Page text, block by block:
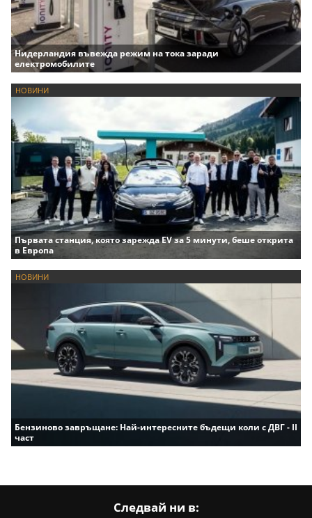
Нидерландия въвежда режим на тока заради
електромобилите
НОВИНИ
Първата станция, която зарежда EV за 5 минути, беше открита
в Европа
НОВИНИ
Бензиново завръщане: Най-интересните бъдещи коли с ДВГ - II
част
Следвай ни в: